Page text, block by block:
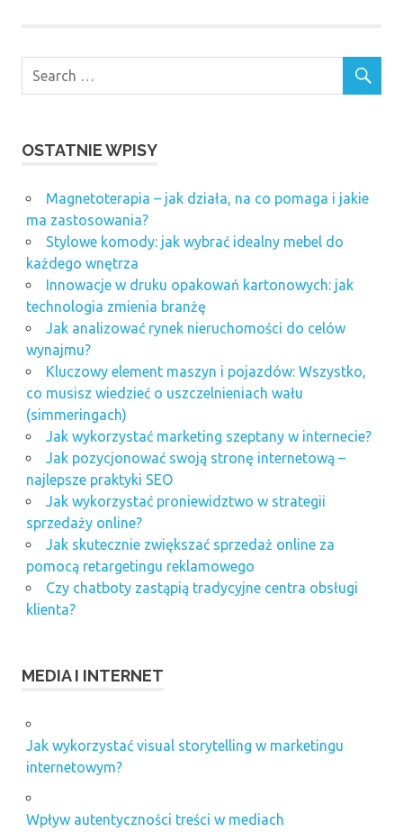
OSTATNIE WPISY
Magnetoterapia – jak działa, na co pomaga i jakie
ma zastosowania?
Stylowe komody: jak wybrać idealny mebel do
każdego wnętrza
Innowacje w druku opakowań kartonowych: jak
technologia zmienia branżę
Jak analizować rynek nieruchomości do celów
wynajmu?
Kluczowy element maszyn i pojazdów: Wszystko,
co musisz wiedzieć o uszczelnieniach wału
(simmeringach)
Jak wykorzystać marketing szeptany w internecie?
Jak pozycjonować swoją stronę internetową –
najlepsze praktyki SEO
Jak wykorzystać proniewidztwo w strategii
sprzedaży online?
Jak skutecznie zwiększać sprzedaż online za
pomocą retargetingu reklamowego
Czy chatboty zastąpią tradycyjne centra obsługi
klienta?
MEDIA I INTERNET
Jak wykorzystać visual storytelling w marketingu
internetowym?
Wpływ autentyczności treści w mediach